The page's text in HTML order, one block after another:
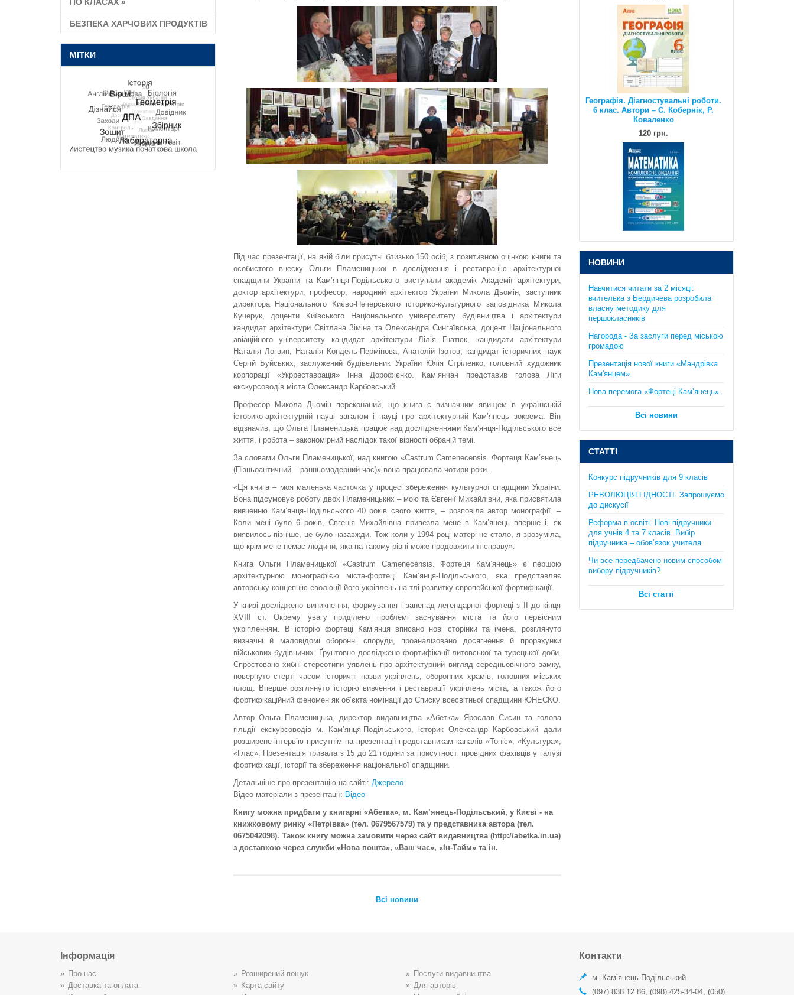
БЕЗПЕКА ХАРЧОВИХ ПРОДУКТІВ
МІТКИ
Під час презентації, на якій біли присутні близько 150 осіб, з позитивною оцінкою книги та
особистого внеску Ольги Пламеницької в дослідження і реставрацію архітектурної
спадщини України та Кам’янця-Подільського виступили академік Академії архітектури,
доктор архітектури, професор, народний архітектор України Микола Дьомін, заступник
директора Національного Києво-Печерського історико-культурного заповідника Микола
Кучерук, доценти Київського Національного університету будівництва і архітектури
кандидат архітектури Світлана Зіміна та Олександра Сингаївська, доцент Національного
авіаційного університету кандидат архітектури Лілія Гнатюк, кандидати архітектури
Наталія Логвин, Наталія Кондель-Пермінова, Анатолій Ізотов, кандидат історичних наук
Сергій Буйських, заслужений будівельник України Юлія Стріленко, головний художник
корпорації «Укрреставрація» Інна Дорофієнко. Кам’янчан представив голова Ліги
екскурсоводів міста Олександр Карбовський.
Професор Микола Дьомін переконаний, що книга є визначним явищем в українській
історико-архітектурній науці загалом і науці про архітектурний Кам’янець зокрема. Він
відзначив, що Ольга Пламеницька працює над дослідженнями Кам’янця-Подільського все
життя, і робота – закономірний наслідок такої вірності обраній темі.
За словами Ольги Пламеницької, над книгою «Castrum Camenecensis. Фортеця Кам’янець
(Пізньоантичний – ранньомодерний час)» вона працювала чотири роки.
«Ця книга – моя маленька часточка у процесі збереження культурної спадщини України.
Вона підсумовує роботу двох Пламеницьких – мою та Євгенії Михайлівни, яка присвятила
вивченню Кам’янця-Подільського 40 років свого життя, – розповіла автор монографії. –
Коли мені було 6 років, Євгенія Михайлівна привезла мене в Кам’янець вперше і, як
виявилось пізніше, це було назавжди. Тож коли у 1994 році матері не стало, я зрозуміла,
що крім мене немає людини, яка на такому рівні може продовжити її справу».
Книга Ольги Пламеницької «Castrum Camenecensis. Фортеця Кам’янець» є першою
архітектурною монографією міста-фортеці Кам’янця-Подільського, яка представляє
авторську концепцію еволюції його укріплень на тлі розвитку європейської фортифікації.
У книзі досліджено виникнення, формування і занепад легендарної фортеці з ІІ до кінця
ХVІІІ ст. Окрему увагу приділено проблемі заснування міста та його первісним
укріпленням. В історію фортеці Кам’янця вписано нові сторінки та імена, розглянуто
визначні й маловідомі оборонні споруди, проаналізовано досягнення й прорахунки
військових будівничих. Ґрунтовно досліджено фортифікації литовської та турецької доби.
Спростовано хибні стереотипи уявлень про архітектурний вигляд середньовічного замку,
повернуто стерті часом історичні назви укріплень, оборонних храмів, головних міських
площ. Вперше розглянуто історію вивчення і реставрації укріплень міста, а також його
фортифікаційний феномен як об’єкта номінації до Списку всесвітньої спадщини ЮНЕСКО.
Автор Ольга Пламеницька, директор видавництва «Абетка» Ярослав Сисин та голова
гільдії екскурсоводів м. Кам’янця-Подільського, історик Олександр Карбовський дали
розширене інтерв’ю присутнім на презентації представникам каналів «Тоніс», «Культура»,
«Глас». Презентація тривала з 15 до 21 години за присутності провідних фахівців у галузі
фортифікації, історії та збереження національної спадщини.
Детальніше про презентацію на сайті: Джерело
Відео матеріали з презентації: Відео
Книгу можна придбати у книгарні «Абетка», м. Кам’янець-Подільський, у Києві - на
книжковому ринку «Петрівка» (тел. 0679567579) та у представника автора (тел.
0675042098). Також книгу можна замовити через сайт видавництва (http://abetka.in.ua)
з доставкою через служби «Нова пошта», «Ваш час», «Iн-Тайм» та ін.
Всі новини
Географія. Діагностувальні роботи.
6 клас. Автори – С. Кобернік, Р.
Коваленко
120 грн.
Математика. Комплексне видання.
Повний повторювальний курс,
підготовка до ЗНО та ДПА. Істер
О.С.
385 грн.
Практикум з курсу "Планета
Земля": 6 клас. Кобернік С.Г.,
130 грн.
Математика. Довідник + тести
(Повний повторювальний курс,
підготовка до ЗНО та ДПА) . Істер
О.C.
НОВИНИ
Навчитися читати за 2 місяці:
вчителька з Бердичева розробила
власну методику для
першокласників
Нагорода - За заслуги перед міською
громадою
Презентація нової книги «Мандрівка
Кам'янцем».
Нова перемога «Фортеці Кам’янець».
Всі новини
СТАТТІ
Конкурс підручників для 9 класів
РЕВОЛЮЦІЯ ГІДНОСТІ. Запрошуємо
до дискусії
Реформа в освіті. Нові підручники
для учнів 4 та 7 класів. Вибір
підручника – обов’язок учителя
Чи все передбачено новим способом
вибору підручників?
Всі статті
Інформація
Про нас
Доставка та оплата
Розширений пошук
Карта сайту
Послуги видавництва
Для авторів
Контакти
м. Кам’янець-Подільський
(097) 838 12 86, (098) 425-34-04, (050)